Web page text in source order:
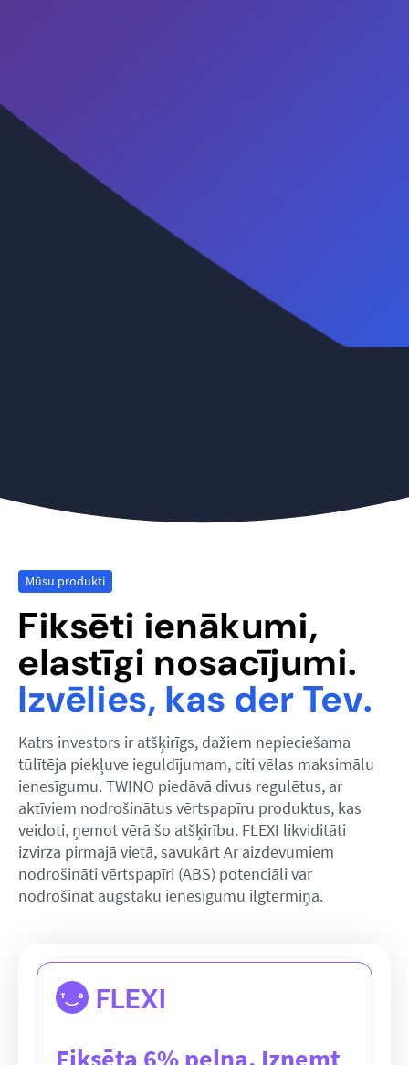
Mūsu produkti
Fiksēti ienākumi,
elastīgi nosacījumi.
Izvēlies, kas der Tev.
Katrs investors ir atšķirīgs, dažiem nepieciešama
tūlītēja piekļuve ieguldījumam, citi vēlas maksimālu
ienesīgumu. TWINO piedāvā divus regulētus, ar
aktīviem nodrošinātus vērtspapīru produktus, kas
veidoti, ņemot vērā šo atšķirību. FLEXI likviditāti
izvirza pirmajā vietā, savukārt Ar aizdevumiem
nodrošināti vērtspapīri (ABS) potenciāli var
nodrošināt augstāku ienesīgumu ilgtermiņā.
FLEXI